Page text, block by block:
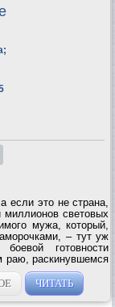
;
если это не страна,
световых
мужа, который,
– тут уж
готовности
раю, раскинувшемся
боги ходят по
ЧИТАТЬ